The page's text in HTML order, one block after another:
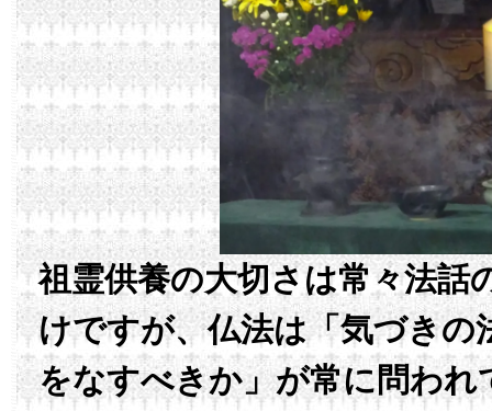
祖霊供養の大切さは常々法話
けですが、仏法は「気づきの
をなすべきか」が常に問われ